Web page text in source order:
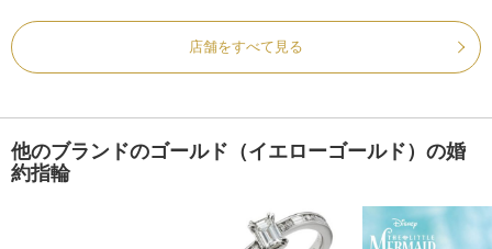
店舗をすべて見る
他のブランドのゴールド（イエローゴールド）の婚
約指輪